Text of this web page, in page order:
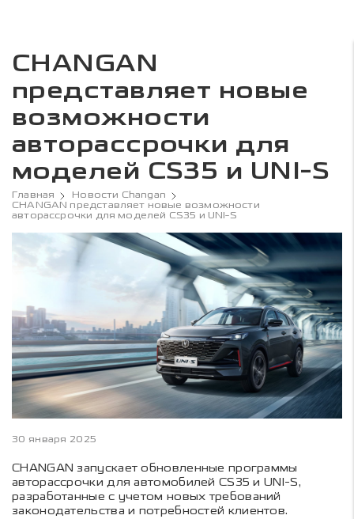
CHANGAN
представляет новые
возможности
авторассрочки для
моделей CS35 и UNI-S
Главная
Новости Changan
CHANGAN представляет новые возможности
авторассрочки для моделей CS35 и UNI-S
30 января 2025
CHANGAN запускает обновленные программы
авторассрочки для автомобилей CS35 и UNI-S,
разработанные с учетом новых требований
законодательства и потребностей клиентов.